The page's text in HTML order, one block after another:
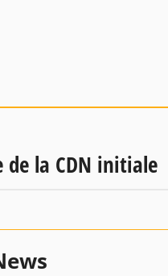
de la CDN initiale